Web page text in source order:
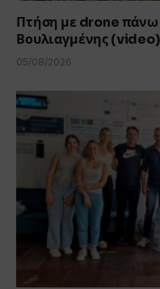
Πτήση με drone πάνω
Βουλιαγμένης (video)
05/08/2026